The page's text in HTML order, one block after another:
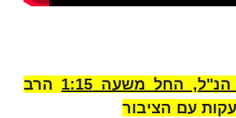
החל משעה 1:15
הרב
עם הציבור